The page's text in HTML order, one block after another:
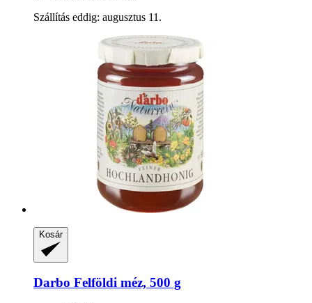
Szállítás eddig: augusztus 11.
Kosár
Darbo Felföldi méz, 500 g